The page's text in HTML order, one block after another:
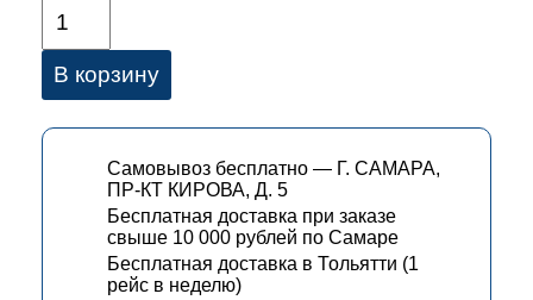
В корзину
Самовывоз бесплатно — Г. САМАРА,
ПР-КТ КИРОВА, Д. 5
Бесплатная доставка при заказе
свыше 10 000 рублей по Самаре
Бесплатная доставка в Тольятти (1
рейс в неделю)